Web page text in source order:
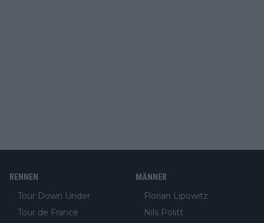
RENNEN
Tour Down Under
Tour de France
MÄNNER
Florian Lipowitz
Nils Politt